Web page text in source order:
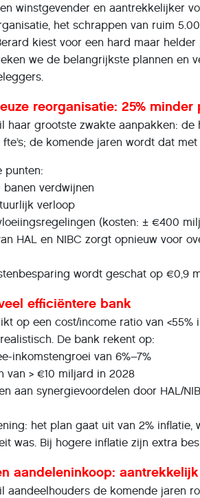
winstgevender en aantrekkelijker
het schrappen van ruim
kiest voor een hard maar
we de belangrijkste plannen en
reorganisatie: 25% minder
haar grootste zwakte aanpakken:
de komende jaren wordt dat
punten:
verdwijnen
verloop
(kosten: ± €400
HAL en NIBC zorgt opnieuw voor
wordt geschat op €0,9
efficiëntere bank
op een cost/income ratio van
De bank rekent op:
inkomstengroei van 6%–7%
van > €10 miljard in 2028
aan synergievoordelen door HAL/
het plan gaat uit van 2%
was. Bij hogere inflatie zijn extra
aandeleninkoop:
aandeelhouders de komende jaren